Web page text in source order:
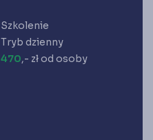
w Polsce jest od 1989 r. członkiem
Międzynarodowej Federacji Księgowych (IFAC)
Szkolenie
Tryb dzienny
470,- zł od osoby